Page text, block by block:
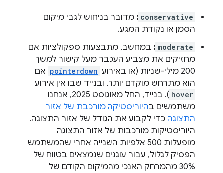
conservative
: מדובר בניחוש לגבי מיקום
הסמן או נקודת המגע.
moderate
: במחשב, מתבצעות ספקולציות אם
מחזיקים את מצביע העכבר מעל קישור למשך
200 מילי-שניות (או באירוע
pointerdown אם
הוא מתרחש מוקדם יותר, ובנייד שבו אין אירוע
hover
). בנייד, החל מאוגוסט 2025, אנחנו
משתמשים בהיוריסטיקה מורכבת של אזור
התצוגה כדי לקבוע את הגודל של אזור התצוגה.
היוריסטיקות מורכבות של אזור התצוגה
מופעלות 500 אלפיות השנייה אחרי שהמשתמש
הפסיק לגלול, עבור עוגנים שנמצאים בטווח של
30% מהמרחק האנכי מהמיקום הקודם של